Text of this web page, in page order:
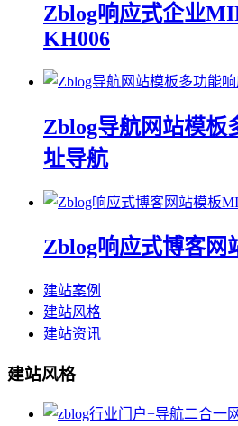
Zblog响应式企业
KH006
Zblog导航网站模板
址导航
Zblog响应式博客网
建站案例
建站风格
建站资讯
建站风格